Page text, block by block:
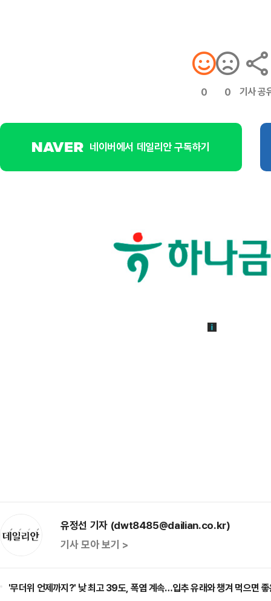
0 0 기사 공
네이버에서 데일리안 구독하기
유정선 기자 (dwt8485@dailian.co.kr)
기사 모아 보기 >
'무더위 언제까지?' 낮 최고 39도, 폭염 계속…입추 유래와 챙겨 먹으면